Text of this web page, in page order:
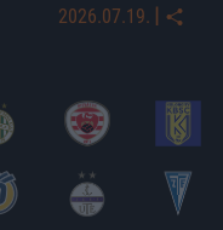
2026.07.19. |